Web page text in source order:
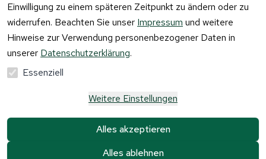
Einwilligung zu einem späteren Zeitpunkt zu ändern oder zu
widerrufen. Beachten Sie unser Impressum und weitere
Hinweise zur Verwendung personenbezogener Daten in
unserer Datenschutzerklärung.
Essenziell
Weitere Einstellungen
Alles akzeptieren
Alles ablehnen
Mehrwertsteuer und zzgl. Versandkosten und
Krause & Sohn GmbH Kaufbacher Ring 2 01723